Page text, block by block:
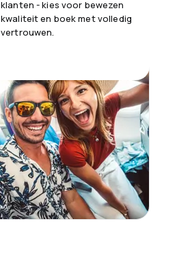
klanten - kies voor bewezen
kwaliteit en boek met volledig
vertrouwen.